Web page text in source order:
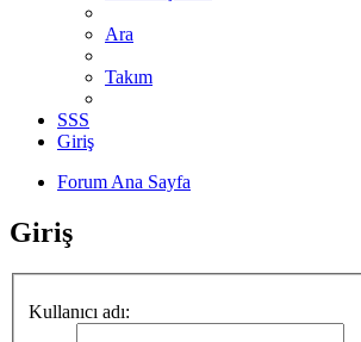
Ara
Takım
SSS
Giriş
Forum Ana Sayfa
Giriş
Kullanıcı adı: